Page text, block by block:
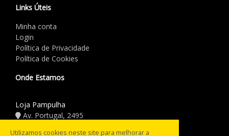
Links Úteis
Minha conta
Login
Política de Privacidade
Política de Cookies
Onde Estamos
Loja Pampulha
Av. Portugal, 2495
Utilizamos cookies neste site para melhorar a